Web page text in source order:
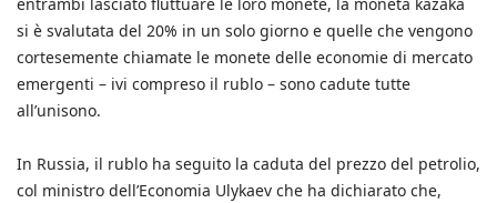
entrambi lasciato fluttuare le loro monete, la moneta kazaka
si è svalutata del 20% in un solo giorno e quelle che vengono
cortesemente chiamate le monete delle economie di mercato
emergenti – ivi compreso il rublo – sono cadute tutte
all’unisono.
In Russia, il rublo ha seguito la caduta del prezzo del petrolio,
col ministro dell’Economia Ulykaev che ha dichiarato che,